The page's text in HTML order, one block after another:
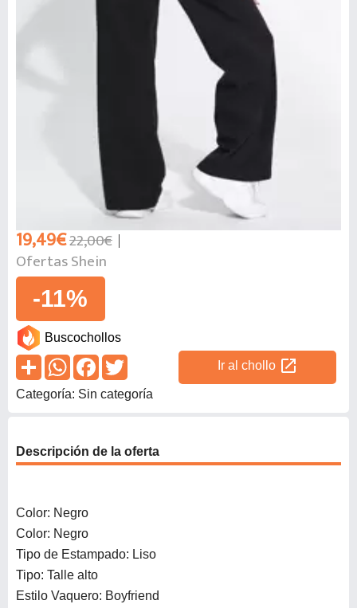
19,49€22,00€
Ofertas Shein
-11%
Buscochollos
Ir al chollo open_in_new
Categoría: Sin categoría
Descripción de la oferta
Color: Negro
Color: Negro
Tipo de Estampado: Liso
Tipo: Talle alto
Estilo Vaquero: Boyfriend